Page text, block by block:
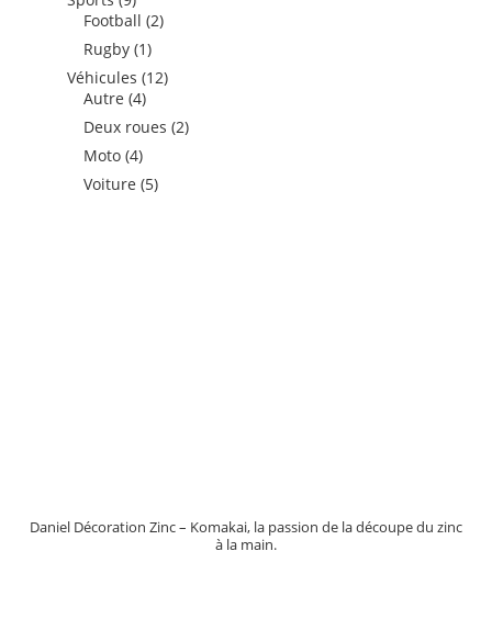
produits
Football 22
Rugby 11
produit
Véhicules 1212
Autre 44
produits
Deux roues 22
Moto 44
produits
Voiture 55
Daniel Décoration Zinc – Komakai, la passion de la découpe du zinc
à la main.